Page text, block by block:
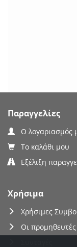
Παραγγελίες
Ο λογαριασμός
Το καλάθι μου
Εξέλιξη
Χρήσιμα
Χρήσιμες
Οι